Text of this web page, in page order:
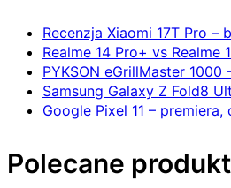
Recenzja Xiaomi 17T Pro
Realme 14 Pro+ vs
PYKSON eGrillMaster
Samsung Galaxy Z Fold8
Google Pixel 11 –
Polecane